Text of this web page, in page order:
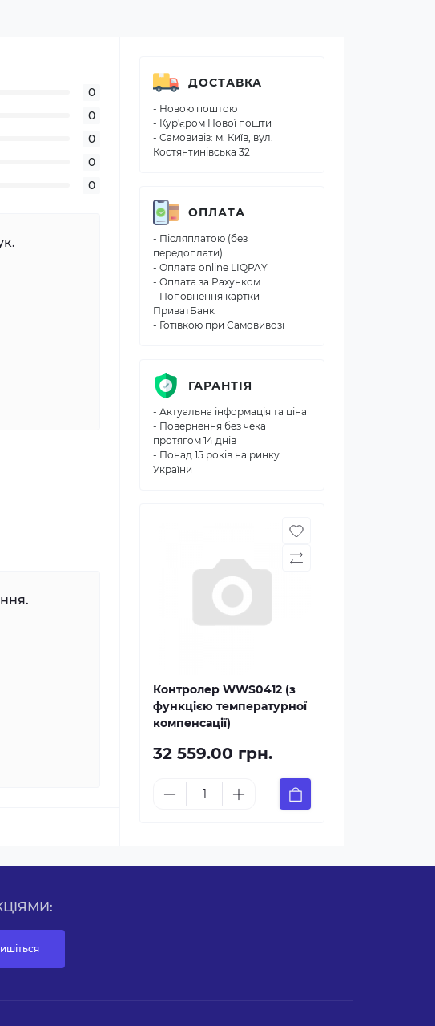
0
0
0
0
0
ДОСТАВКА
- Новою поштою
- Кур'єром Нової пошти
- Самовивіз: м. Київ, вул.
Костянтинівська 32
ОПЛАТА
- Післяплатою (без
передоплати)
- Оплата online LIQPAY
- Оплата за Рахунком
- Поповнення картки
ПриватБанк
- Готівкою при Самовивозі
ГАРАНТІЯ
- Актуальна інформація та ціна
- Повернення без чека
протягом 14 днів
- Понад 15 років на ринку
України
Контролер WWS0412 (з
функцією температурної
компенсації)
32 559.00 грн.